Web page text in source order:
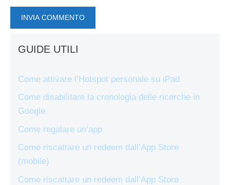
GUIDE UTILI
Come attivare l’Hotspot personale su iPad
Come disabilitare la cronologia delle ricerche in
Google
Come regalare un’app
Come riscattare un redeem dall’App Store
(mobile)
Come riscattare un redeem dall’App Store